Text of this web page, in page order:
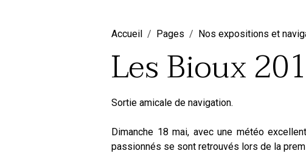
Accueil Pages Nos expositions et
Les Bioux
Sortie amicale de navigation.
Dimanche 18 mai, avec une météo
passionnés se sont retrouvés lors de la